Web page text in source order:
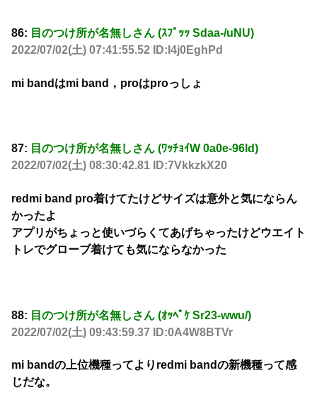
86: 目のつけ所が名無しさん (ｽﾌﾟｯｯ Sdaa-/uNU)
2022/07/02(土) 07:41:55.52 ID:I4j0EghPd
mi bandはmi band，proはproっしょ
87: 目のつけ所が名無しさん (ﾜｯﾁｮｲW 0a0e-96ld)
2022/07/02(土) 08:30:42.81 ID:7VkkzkX20
redmi band pro着けてたけどサイズは意外と気にならん
かったよ
アプリがちょっと使いづらくてあげちゃったけどウエイト
トレでグローブ着けても気にならなかった
88: 目のつけ所が名無しさん (ｵｯﾍﾟｹ Sr23-wwu/)
2022/07/02(土) 09:43:59.37 ID:0A4W8BTVr
mi bandの上位機種ってよりredmi bandの新機種って感
じだな。